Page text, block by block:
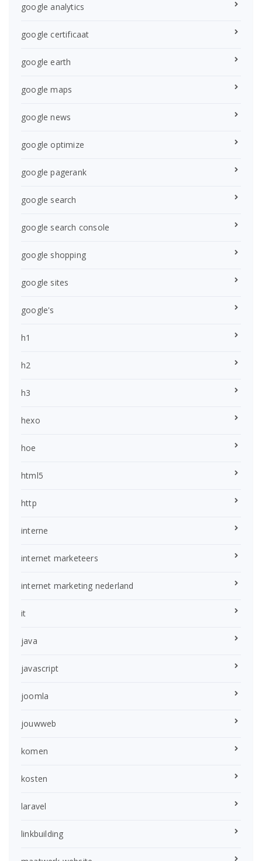
google analytics
google certificaat
google earth
google maps
google news
google optimize
google pagerank
google search
google search console
google shopping
google sites
google's
h1
h2
h3
hexo
hoe
html5
http
interne
internet marketeers
internet marketing nederland
it
java
javascript
joomla
jouwweb
komen
kosten
laravel
linkbuilding